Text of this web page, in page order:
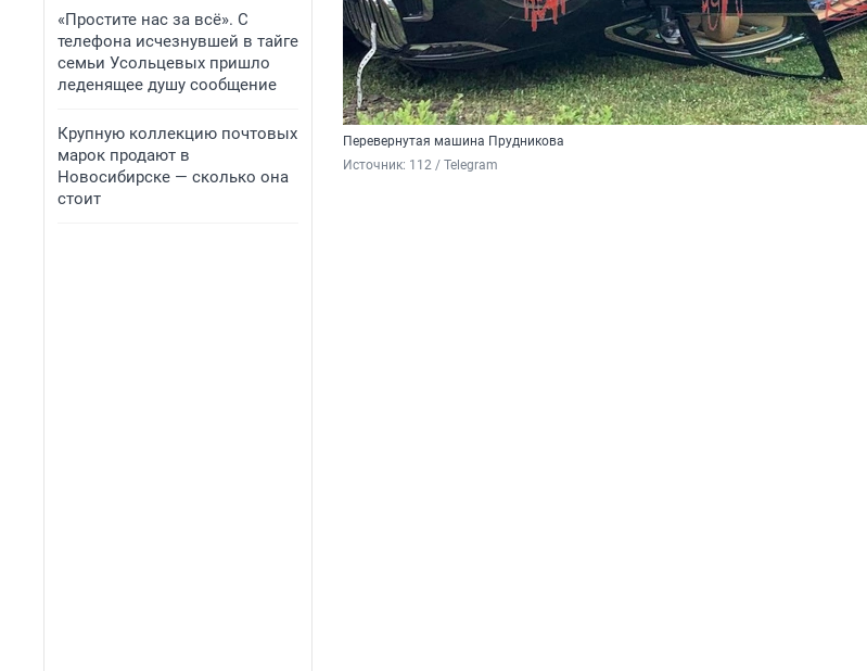
«Простите нас за всё». С
телефона исчезнувшей в тайге
семьи Усольцевых пришло
леденящее душу сообщение
Крупную коллекцию почтовых
марок продают в
Новосибирске — сколько она
стоит
Перевернутая машина Прудникова
Источник: 112 / Telegram